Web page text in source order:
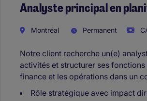
Analyste principal en
Montréal Permanent
Notre client recherche un(e)
activités et structurer ses
finance et les opérations dans un
Rôle stratégique avec impact